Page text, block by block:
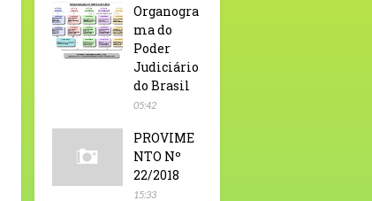
Organogra
ma do
Poder
Judiciário
do Brasil
05:42
PROVIME
NTO Nº
22/2018
15:33